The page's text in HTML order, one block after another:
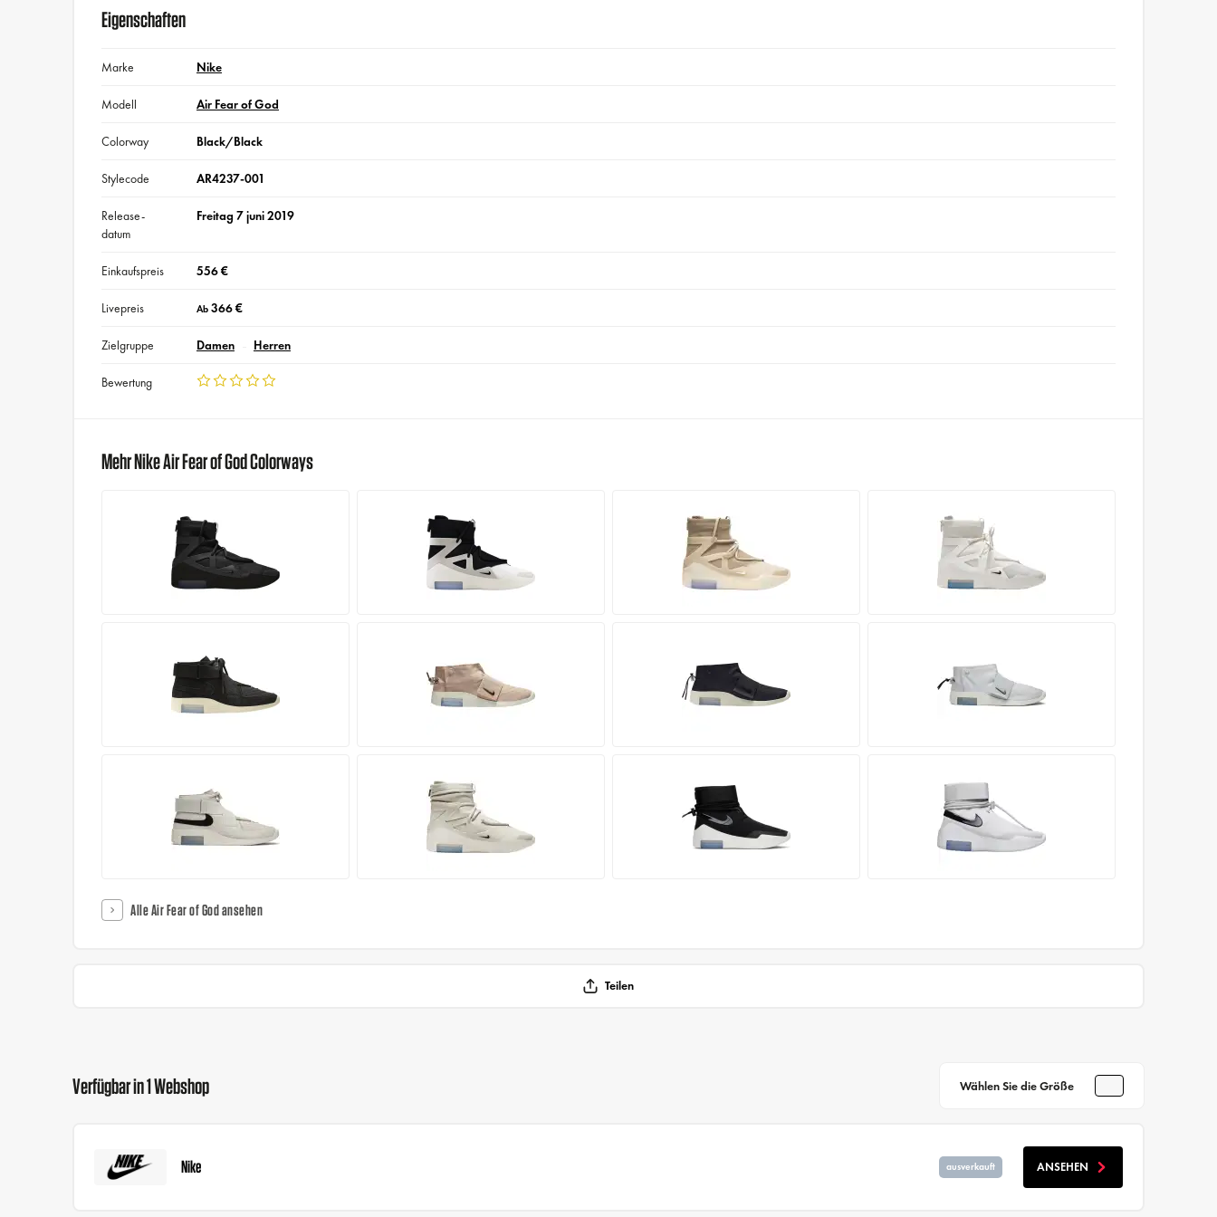
Eigenschaften
Marke Nike
Modell Air Fear of God
Colorway Black/Black
Stylecode AR4237-001
Release-
datum
Freitag 7 juni 2019
Einkaufspreis 556 €
Livepreis Ab366 €
Zielgruppe Damen Herren
Bewertung
Mehr Nike Air Fear of God Colorways
Alle Air Fear of God ansehen
Teilen
Verfügbar in 1 Webshop Wählen Sie die Größe
Nike ausverkauft ANSEHEN